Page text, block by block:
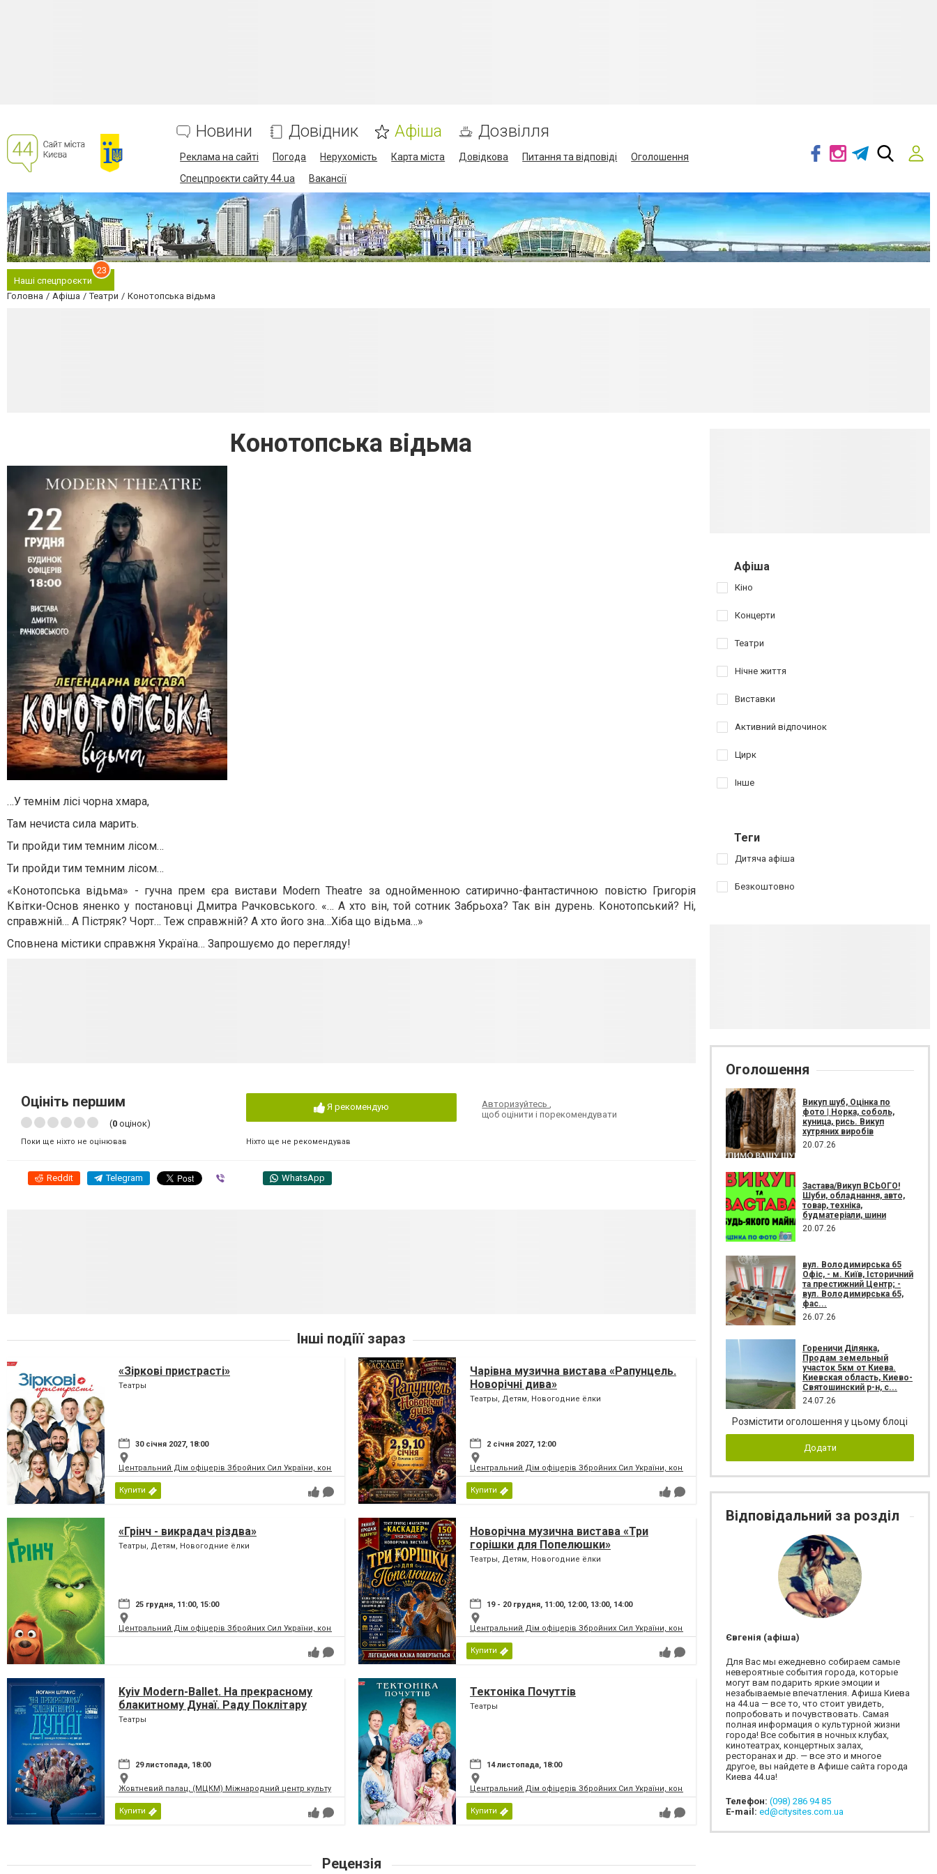
Новини Довідник Афіша Дозвілля
Реклама на сайті Погода Нерухомість Карта міста Довідкова Питання та відповіді
Оголошення
Спецпроєкти сайту 44.ua
Вакансії
Наші спецпроєкти
23
Головна Афіша Театри Конотопська відьма
Конотопська відьма
…У темнім лісі чорна хмара,
Там нечиста сила марить.
Ти пройди тим темним лісом…
Ти пройди тим темним лісом…
«Конотопська відьма» - гучна прем єра вистави Modern Theatre за однойменною сатирично-фантастичною повістю Григорія
Квітки-Основ яненко у постановці Дмитра Рачковського. «… А хто він, той сотник Забрьоха? Так він дурень. Конотопський? Ні,
справжній… А Пістряк? Чорт… Теж справжній? А хто його зна…Хіба що відьма…»
Сповнена містики справжня Україна… Запрошуємо до перегляду!
Оцініть першим
(0 оцінок)
Поки ще ніхто не оцінював
Я рекомендую
Ніхто ще не рекомендував
Авторизуйтесь,
щоб оцінити і порекомендувати
Reddit Telegram WhatsApp
Інші подіїї зараз
«Зіркові пристрасті»
Театры
30 січня 2027, 18:00
Центральний Дім офіцерів Збройних Сил України, концертний зал
Купити
Чарівна музична вистава «Рапунцель.
Новорічні дива»
Театры, Детям, Новогодние ёлки
2 січня 2027, 12:00
Центральний Дім офіцерів Збройних Сил України, концертний зал
Купити
«Грінч - викрадач різдва»
Театры, Детям, Новогодние ёлки
25 грудня, 11:00, 15:00
Центральний Дім офіцерів Збройних Сил України, концертний зал
Новорічна музична вистава «Три
горішки для Попелюшки»
Театры, Детям, Новогодние ёлки
19 - 20 грудня, 11:00, 12:00, 13:00, 14:00
Центральний Дім офіцерів Збройних Сил України, концертний зал
Купити
Kyiv Modern-Ballet. На прекрасному
блакитному Дунаї. Раду Поклітару
Театры
29 листопада, 18:00
Жовтневий палац, (МЦКМ) Міжнародний центр культури і мистецтв Федерації профспілок України
Купити
Тектоніка Почуттів
Театры
14 листопада, 18:00
Центральний Дім офіцерів Збройних Сил України, концертний зал
Купити
Рецензія
Афіша
Кіно
Концерти
Театри
Нічне життя
Виставки
Активний відпочинок
Цирк
Інше
Теги
Дитяча афіша
Безкоштовно
Оголошення
Викуп шуб, Оцінка по
фото | Норка, соболь,
куница, рись. Викуп
хутряних виробів
20.07.26
Застава/Викуп ВСЬОГО!
Шуби, обладнання, авто,
товар, техніка,
будматеріали, шини
20.07.26
вул. Володимирська 65
Офіс, - м. Київ, Історичний
та престижний Центр; -
вул. Володимирська 65,
фас...
26.07.26
Гореничи Ділянка,
Продам земельный
участок 5км от Киева.
Киевская область, Киево-
Святошинский р-н, с...
24.07.26
Розмістити оголошення у цьому блоці
Додати
Відповідальний за розділ
Євгенія (афіша)
Для Вас мы ежедневно собираем самые
невероятные события города, которые
могут вам подарить яркие эмоции и
незабываемые впечатления. Афиша Киева
на 44.ua — все то, что стоит увидеть,
попробовать и почувствовать. Самая
полная информация о культурной жизни
города! Все события в ночных клубах,
кинотеатрах, концертных залах,
ресторанах и др. — все это и многое
другое, вы найдете в Афише сайта города
Киева 44.ua!
Телефон: (098) 286 94 85
E-mail: ed@citysites.com.ua